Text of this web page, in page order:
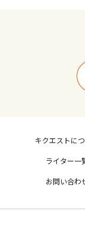
キクエストに
ライター一
お問い合わ